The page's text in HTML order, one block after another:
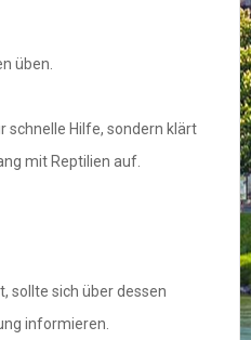
üben.
schnelle Hilfe, sondern klärt
mit Reptilien auf.
sollte sich über dessen
informieren.